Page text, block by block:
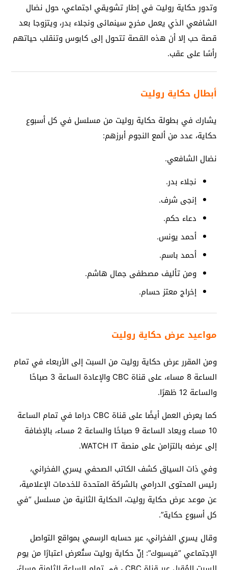
وتدور حكاية روليت في إطار تشويقي اجتماعي، حول نضال
الشافعي الذي يعمل مخرج سينمائى ونجلاء بدر، ويتزوجا بعد
قصة حب إلا أن هذه القصة تتحول إلى كابوس وتنقلب حياتهم
رأسًا على عقب.
أبطال حكاية روليت
يشارك في بطولة حكاية روليت من مسلسل في كل أسبوع
حكاية، عدد من ألمع النجوم أبرزهم:
نضال الشافعي.
نجلاء بدر.
إنجى شرف.
دعاء حكم.
أحمد يونس.
أحمد باسم.
ومن تأليف مصطفى جمال هاشم.
إخراج معتز حسام.
مواعيد عرض حكاية روليت
ومن المقرر عرض حكاية روليت من السبت إلى الأربعاء في تمام
الساعة 8 مساء، على قناة CBC والإعادة الساعة 3 صباحًا
والساعة 12 ظهرًا.
كما يعرض العمل أيضًا على قناة CBC دراما في تمام الساعة
10 مساء ويعاد الساعة 9 صباحًا والساعة 2 مساء، بالإضافة
إلى عرضه بالتزامن على منصة WATCH IT.
وفي ذات السياق كشف الكاتب الصحفي يسري الفخراني،
رئيس المحتوى الدرامي بالشركة المتحدة للخدمات الإعلامية،
عن موعد عرض حكاية روليت، الحكاية الثانية من مسلسل “في
كل أسبوع حكاية”.
وقال يسري الفخراني، عبر حسابه الرسمي بمواقع التواصل
الإجتماعي “فيسبوك”: إنّ حكاية روليت ستُعرض اعتبارًا من يوم